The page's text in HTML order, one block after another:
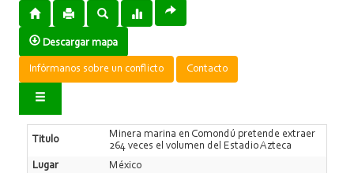
Descargar mapa
Infórmanos sobre un conflicto Contacto
Titulo
Minera marina en Comondú pretende extraer
264 veces el volumen del Estadio Azteca
Lugar
México